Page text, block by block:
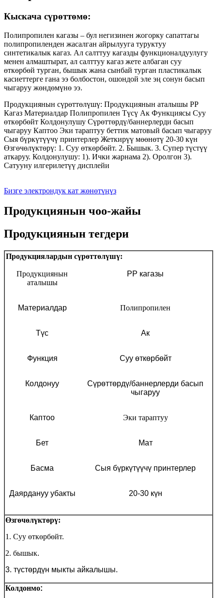
Кыскача сүрөттөмө:
Полипропилен кагазы – бул негизинен жогорку сапаттагы
полипропиленден жасалган айрылууга туруктуу
синтетикалык кагаз. Ал салттуу кагазды функционалдуулугу
менен алмаштырат, ал салттуу кагаз жете албаган суу
өткөрбөй турган, бышык жана сынбай турган пластикалык
касиеттерге гана ээ болбостон, ошондой эле эң сонун басып
чыгаруу жөндөмүнө ээ.
Продукциянын сүрөттөлүшү: Продукциянын аталышы PP
Кагаз Материалдар Полипропилен Түсү Ак Функциясы Суу
өткөрбөйт Колдонулушу Сүрөттөрдү/баннерлерди басып
чыгаруу Каптоо Эки тараптуу беттик матовый басып чыгаруу
Сыя бүркүтүүчү принтерлер Жеткирүү мөөнөтү 20-30 күн
Өзгөчөлүктөрү: 1. Суу өткөрбөйт. 2. Бышык. 3. Супер түстүү
аткаруу. Колдонулушу: 1). Ички жарнама 2). Оролгон 3).
Сатууну илгерилетүү дисплейи
Бизге электрондук кат жөнөтүңүз
Продукциянын чоо-жайы
Продукциянын тегдери
Продукциялардын сүрөттөлүшү:
Продукциянын
аталышы
PP кагазы
Материалдар Полипропилен
Түс Ак
Функция Суу өткөрбөйт
Колдонуу
Сүрөттөрдү/баннерлерди басып
чыгаруу
Каптоо Эки тараптуу
Бет Мат
Басма Сыя бүркүтүүчү принтерлер
Даярдануу убакты 20-30 күн
Өзгөчөлүктөрү:
1. Суу өткөрбөйт.
2. бышык.
3. түстөрдүн мыкты айкалышы.
Колдонмо: